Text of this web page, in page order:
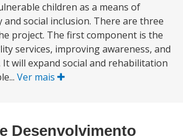
children as a means of
social inclusion. There are three
project. The first component is the
services, improving awareness, and
It will expand social and rehabilitation
Ver mais
Desenvolvimento